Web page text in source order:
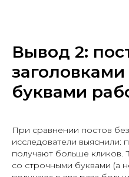
Вывод 2:
буквами
При сравнении постов
исследователи выяснили:
получают больше кликов.
со строчными буквами (а